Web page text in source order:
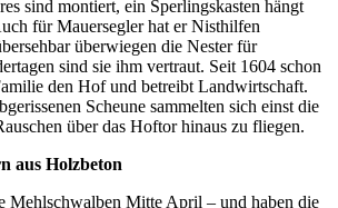
sind montiert, ein Sperlingskasten hängt
für Mauersegler hat er Nisthilfen
überwiegen die Nester für
sind sie ihm vertraut. Seit 1604 schon
den Hof und betreibt Landwirtschaft.
Scheune sammelten sich einst die
über das Hoftor hinaus zu fliegen.
aus Holzbeton
Mehlschwalben Mitte April – und haben die